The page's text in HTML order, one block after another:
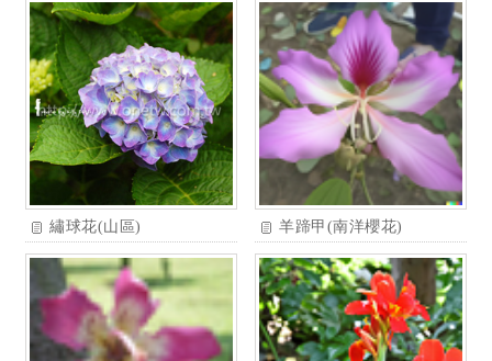
繡球花(山區) 羊蹄甲(南洋櫻花)